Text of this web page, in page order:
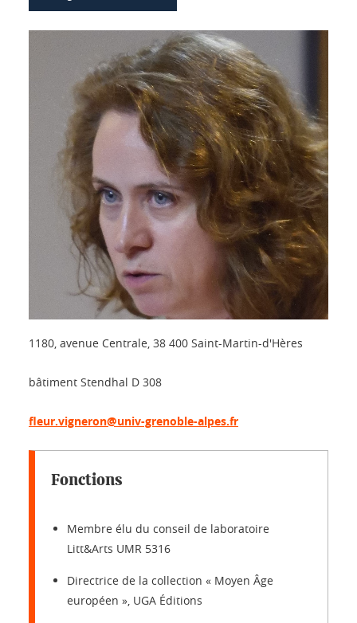
1180, avenue Centrale, 38 400 Saint-Martin-d'Hères
bâtiment Stendhal D 308
fleur.vigneron@univ-grenoble-alpes.fr
Fonctions
Membre élu du conseil de laboratoire
Litt&Arts UMR 5316
Directrice de la collection « Moyen Âge
européen », UGA Éditions